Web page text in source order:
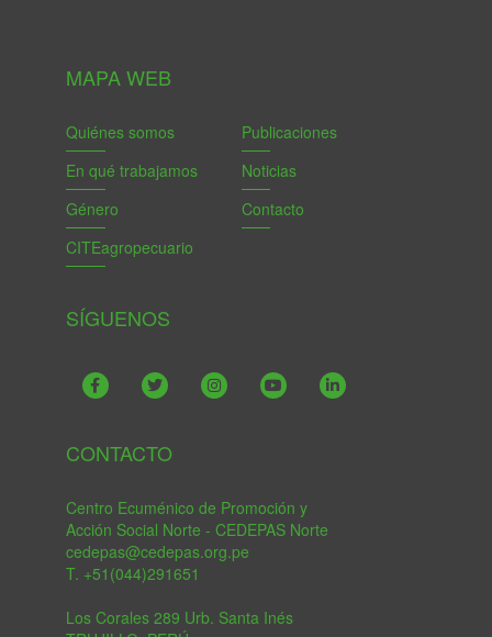
MAPA WEB
Quiénes somos
En qué trabajamos
Género
CITEagropecuario
Publicaciones
Noticias
Contacto
SÍGUENOS
CONTACTO
Centro Ecuménico de Promoción y
Acción Social Norte - CEDEPAS Norte
cedepas@cedepas.org.pe
T. +51(044)291651
Los Corales 289 Urb. Santa Inés